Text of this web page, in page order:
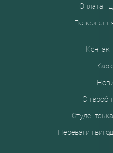
Оплата і
Переваги і